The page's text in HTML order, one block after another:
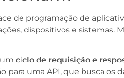
de programação de
dispositivos e sistemas.
umciclo de requisição e
para uma API, que busca os